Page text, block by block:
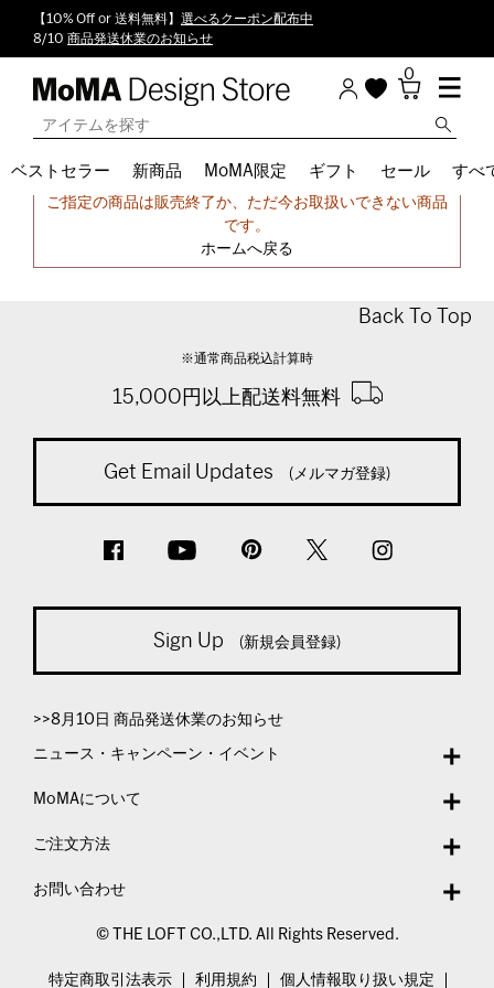
【10% Off or 送料無料】 選べるクーポン配布中
8/10 商品発送休業のお知らせ
0
ベストセラー 新商品 MoMA限定 ギフト セール すべ
申し訳ございません。
ご指定の商品は販売終了か、ただ今お取扱いできない商品
です。
ホームへ戻る
Back To Top
※通常商品税込計算時
15,000円以上配送料無料
Get Email Updates (メルマガ登録)
Sign Up (新規会員登録)
>>8月10日 商品発送休業のお知らせ
ニュース・キャンペーン・イベント
MoMAについて
ご注文方法
お問い合わせ
© THE LOFT CO.,LTD. All Rights Reserved.
特定商取引法表示 利用規約 個人情報取り扱い規定